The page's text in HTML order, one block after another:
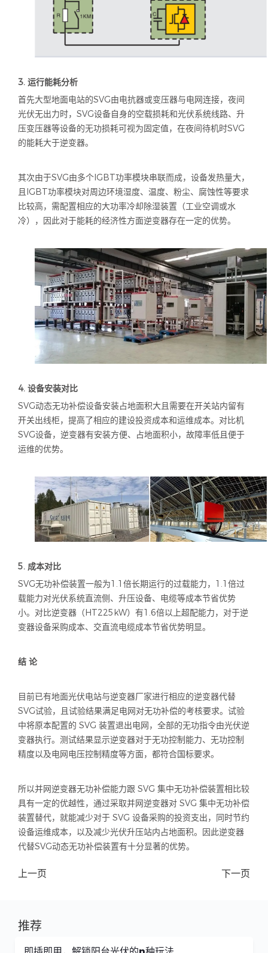
3. 运行能耗分析
首先大型地面电站的SVG由电抗器或变压器与电网连接，夜间
光伏无出力时， SVG设备自身的空载损耗和光伏系统线路、升
压变压器等设备的无功损耗可视为固定值，在夜间待机时SVG
的能耗大于逆变器。
其次由于SVG由多个IGBT功率模块串联而成，设备发热量大，
且IGBT功率模块对周边环境湿度、温度、粉尘、腐蚀性等要求
比较高，需配置相应的大功率冷却除湿装置（工业空调或水
冷），因此对于能耗的经济性方面逆变器存在一定的优势。
4. 设备安装对比
SVG动态无功补偿设备安装占地面积大且需要在开关站内留有
开关出线柜，提高了相应的建设投资成本和运维成本。对比机
SVG设备，逆变器有安装方便、占地面积小，故障率低且便于
运维的优势。
5. 成本对比
SVG无功补偿装置一般为1.1 倍长期运行的过载能力， 1.1 倍过
载能力对光伏系统直流侧、升压设备、电缆等成本节省优势
小。对比逆变器（HT225kW）有1.6倍以上超配能力，对于逆
变器设备采购成本、交直流电缆成本节省优势明显。
结 论
目前已有地面光伏电站与逆变器厂家进行相应的逆变器代替
SVG试验，且试验结果满足电网对无功补偿的考核要求。试验
中将原本配置的 SVG 装置退出电网，全部的无功指令由光伏逆
变器执行。测试结果显示逆变器对于无功控制能力、无功控制
精度以及电网电压控制精度等方面，都符合国标要求。
所以并网逆变器无功补偿能力跟 SVG 集中无功补偿装置相比较
具有一定的优越性，通过采取并网逆变器对 SVG 集中无功补偿
装置替代，就能减少对于 SVG 设备采购的投资支出，同时节约
设备运维成本，以及减少光伏升压站内占地面积。因此逆变器
代替SVG动态无功补偿装置有十分显著的优势。
上一页 下一页
推荐